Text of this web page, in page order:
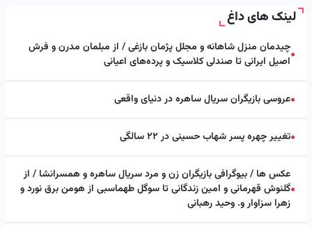
لینک های داغ
●چیدمان منزل شاهانه و مجلل پژمان بازغی / از مبلمان مدرن و فرش
اصیل ایرانی تا صندلی کلاسیک و پرده‌های اعیانی
●عروسی بازیگران سریال ساهره در دنیای واقعی
●تغییر چهره پسر شهاب حسینی در ۲۲ سالگی
●
عکس ها / بیوگرافی بازیگران زن و مرد سریال ساهره و همسرانشا / از
گلنوش قهرمانی و امین زندگانی تا سوگل طهماسبی از هومن برق نورد و
زهرا سزاوار و. وحید رهبانی